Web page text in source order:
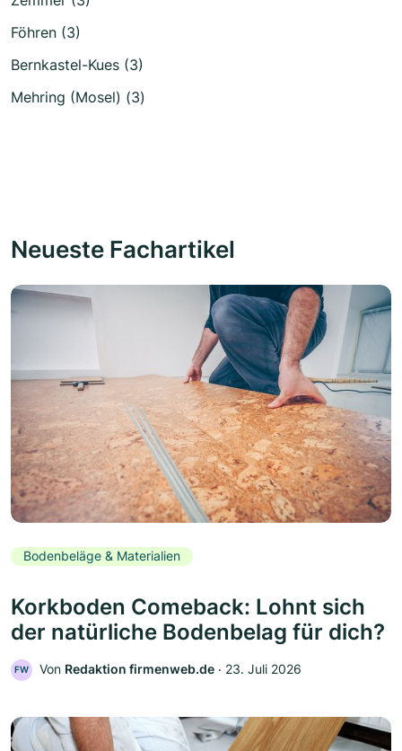
Föhren (3)
Bernkastel-Kues (3)
Mehring (Mosel) (3)
Neueste Fachartikel
Bodenbeläge & Materialien
Korkboden Comeback: Lohnt sich
der natürliche Bodenbelag für dich?
FW Von Redaktion firmenweb.de ‧ 23. Juli 2026